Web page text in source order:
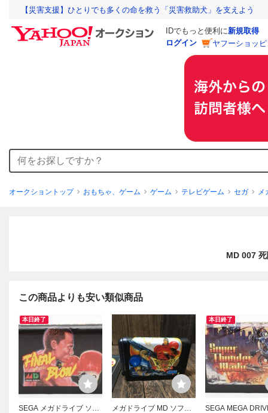
【災害支援】ひとりでも多くの命を救う「災害救助犬」を支えよう
IDでもっと便利に新規取得
ログイン
ヤフーショッ
オークショントップ おもちゃ、ゲーム ゲーム テレビゲーム セガ メ
MD 007
この商品よりも安い類似商品
本日終了
SEGA メガドライブ ソフ
メガドライブ MD ソフト
本日終了
SEGA MEGA